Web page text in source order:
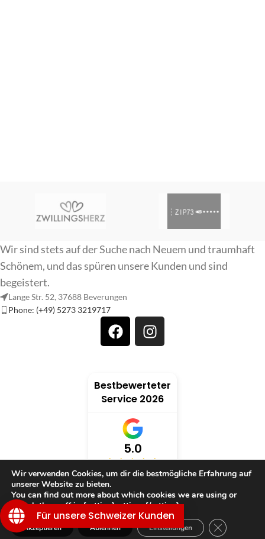
Wir sind stets auf der Suche nach Neuem und traumhaft
Schönem, und das spüren unsere Kunden und sind
begeistert.
Lange Str. 52, 37688 Beverungen
Phone: (+49) 5273 3219717
Bestbewerteter
Service 2026
5.0
verifiziert von: Trustindex
TRAUMWELT
Wir verwenden Cookies, um dir die bestmögliche Erfahrung auf
unserer Website zu bieten.
You can find out more about which cookies we are using or
switch them off in {setting]settings{/setting].
Akzeptieren Ablehnen Einstellungen GDPR
Für unsere Schweizer Kunden